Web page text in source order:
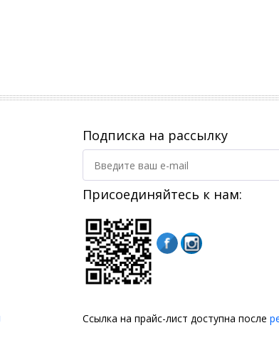
Подписка на рассылку
Присоединяйтесь к нам:
Ссылка на прайс-лист доступна после